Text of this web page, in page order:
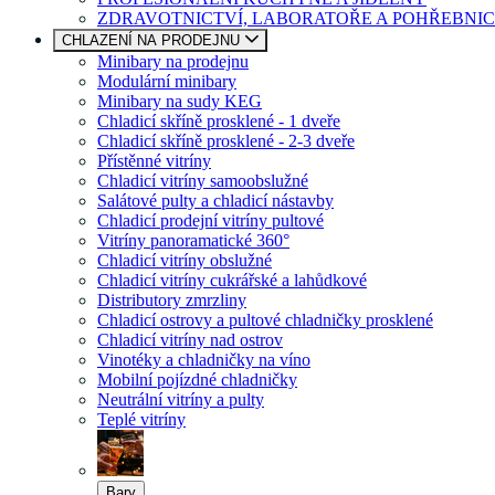
ZDRAVOTNICTVÍ, LABORATOŘE A
CHLAZENÍ NA PRODEJNU
Minibary na prodejnu
Modulární minibary
Minibary na sudy KEG
Chladicí skříně prosklené - 1 dveře
Chladicí skříně prosklené - 2-3 dveře
Přístěnné vitríny
Chladicí vitríny samoobslužné
Salátové pulty a chladicí nástavby
Chladicí prodejní vitríny pultové
Vitríny panoramatické 360°
Chladicí vitríny obslužné
Chladicí vitríny cukrářské a lahůdkové
Distributory zmrzliny
Chladicí ostrovy a pultové chladničky prosklené
Chladicí vitríny nad ostrov
Vinotéky a chladničky na víno
Mobilní pojízdné chladničky
Neutrální vitríny a pulty
Teplé vitríny